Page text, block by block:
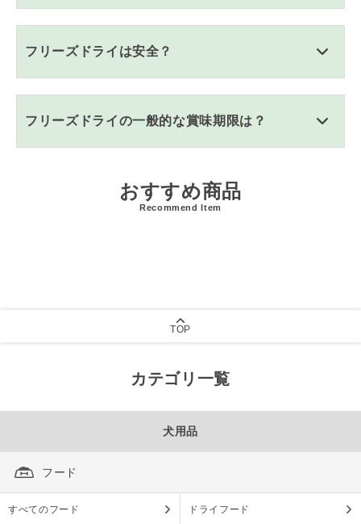
フリーズドライは安全？
フリーズドライの一般的な賞味期限は？
おすすめ商品
Recommend Item
TOP
カテゴリ一覧
犬用品
フード
すべてのフード ドライフード